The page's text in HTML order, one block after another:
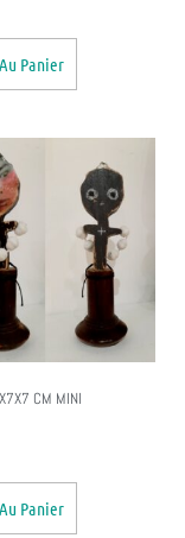
Panier
CM MINI
Panier